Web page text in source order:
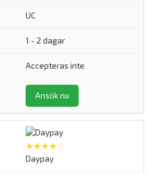
UC
1 - 2 dagar
Accepteras inte
Ansök nu
★★★★☆
Daypay